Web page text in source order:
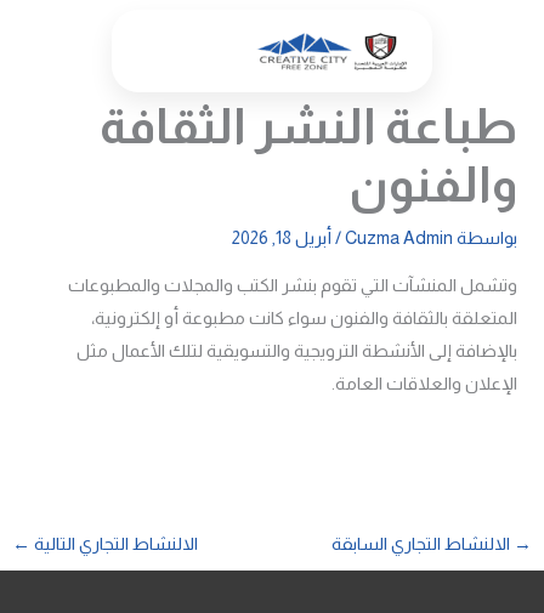
طباعة النشر الثقافة
والفنون
بواسطة Cuzma Admin
/ أبريل 18, 2026
وتشمل المنشآت التي تقوم بنشر الكتب والمجلات والمطبوعات
المتعلقة بالثقافة والفنون سواء كانت مطبوعة أو إلكترونية،
بالإضافة إلى الأنشطة الترويجية والتسويقية لتلك الأعمال مثل
الإعلان والعلاقات العامة.
→ الالنشاط التجاري السابقة الالنشاط التجاري التالية ←